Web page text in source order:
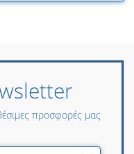
προσφορές μας